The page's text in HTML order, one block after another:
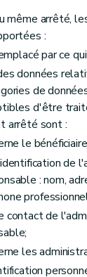
même arrêté,
:
par ce
données
de
d'être
arrêté sont :
le
de
: nom,
contact de
les